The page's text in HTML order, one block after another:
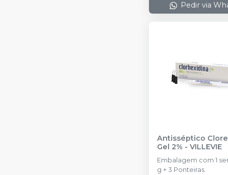
Pedir via
Antisséptico
Gel 2% - VILLEVIE
Embalagem com 1
g + 3 Ponteiras.